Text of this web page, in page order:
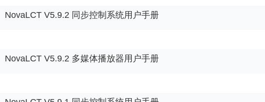
NovaLCT V5.9.2 同步控制系统用户手册
NovaLCT V5.9.2 多媒体播放器用户手册